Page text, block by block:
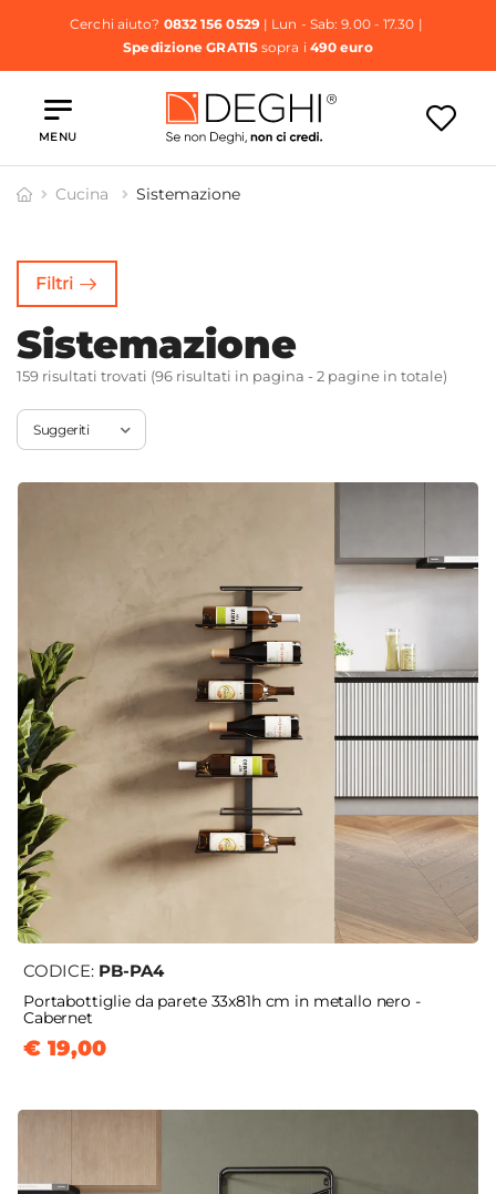
Cerchi aiuto? 0832 156 0529| Lun - Sab: 9.00 - 17.30 |
Spedizione GRATISsopra i 490 euro
MENU
Cucina Sistemazione
Filtri
Sistemazione
159 risultati trovati (96 risultati in pagina - 2 pagine in totale)
CODICE: PB-PA4
Portabottiglie da parete 33x81h cm in metallo nero -
Cabernet
€ 19,00